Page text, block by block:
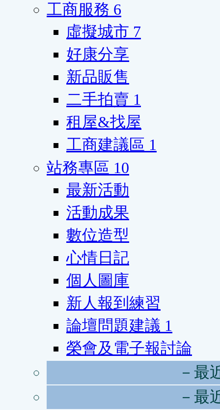
工商服務 6
虛擬城市 7
好康分享
新品販售
二手拍賣 1
租屋&找屋
工商建議區 1
站務專區 10
最新活動
活動成果
數位造型
心情日記
個人圖庫
新人報到練習
論壇問題建議 1
榮會及電子報討論
－最
－最